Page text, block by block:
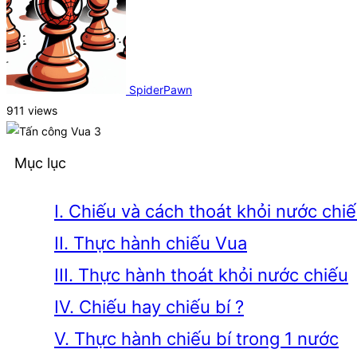
SpiderPawn
911 views
Mục lục
I. Chiếu và cách thoát khỏi nước
II. Thực hành chiếu Vua
III. Thực hành thoát khỏi nước chiếu
IV. Chiếu hay chiếu bí ?
V. Thực hành chiếu bí trong 1 nước